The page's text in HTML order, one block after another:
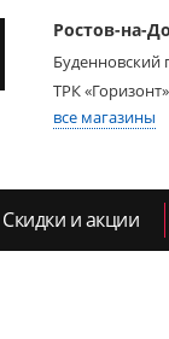
Ростов-на-
Буденновский
ТРК
все магазины
Скидки и акции